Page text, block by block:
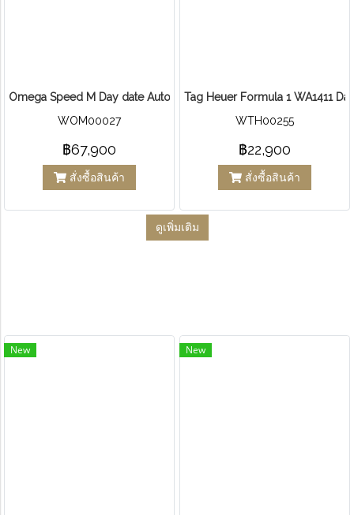
Omega Speed M Day date Auto chronograph
WOM00027
฿67,900
สั่งซื้อสินค้า
Tag Heuer Formula 1 WA1411
WTH00255
฿22,900
สั่งซื้อสินค้า
ดูเพิ่มเติม
New New